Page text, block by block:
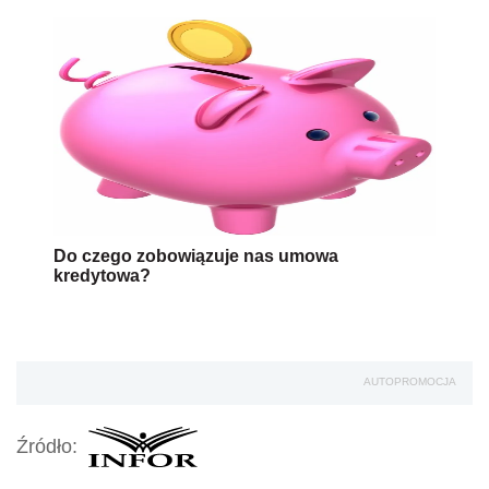
Do czego zobowiązuje nas umowa
kredytowa?
AUTOPROMOCJA
Źródło: